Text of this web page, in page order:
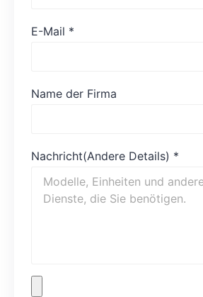
E-Mail *
Name der Firma
Nachricht(Andere Details) *